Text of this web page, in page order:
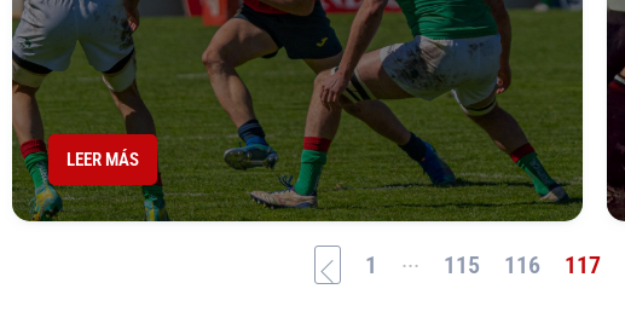
LEER MÁS
1 ... 115 116 117